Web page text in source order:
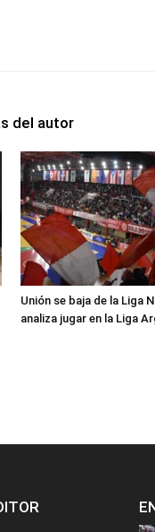
del autor
Unión se baja de la Liga
analiza jugar en la Liga